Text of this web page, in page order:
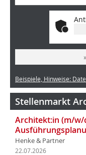
Beispiele, Hinweise:
Stellenmarkt
Architekt:in (m/
Henke & Partner
22.07.2026